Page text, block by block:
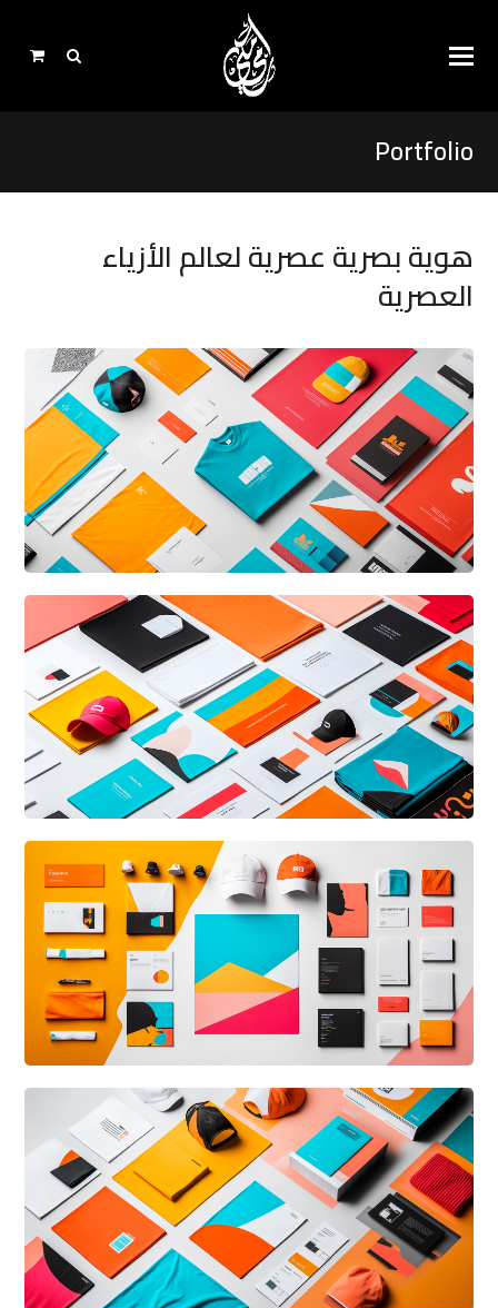
Portfolio
هوية بصرية عصرية لعالم الأزياء
العصرية